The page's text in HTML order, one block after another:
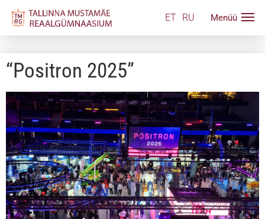
ET RU
“Positron 2025”